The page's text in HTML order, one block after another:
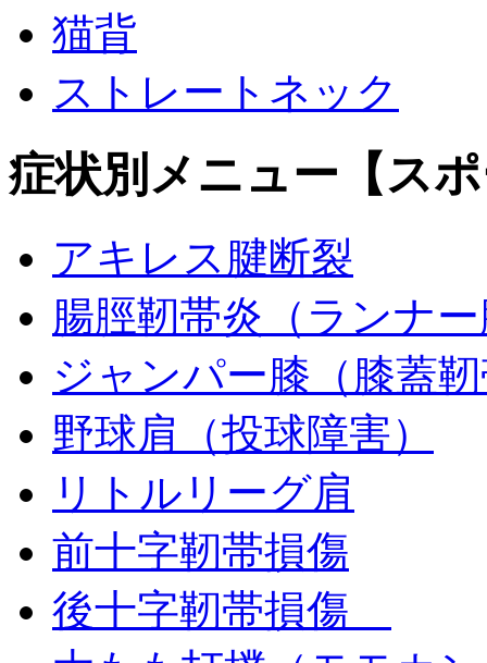
猫背
ストレートネック
症状別メニュー【ス
アキレス腱断裂
腸脛靭帯炎（ランナ
ジャンパー膝（膝蓋
野球肩（投球障害）
リトルリーグ肩
前十字靭帯損傷
後十字靭帯損傷